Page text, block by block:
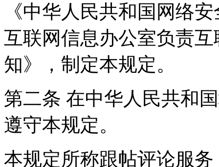
《中华人民共和国网络
互联网信息办公室负责
知》，制定本规定。
第二条 在中华人民共和
遵守本规定。
本规定所称跟帖评论服